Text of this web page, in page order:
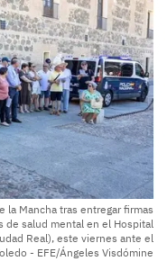
la Mancha tras entregar firmas
de salud mental en el Hospital
Real), este viernes ante el
- EFE/Ángeles Visdómine